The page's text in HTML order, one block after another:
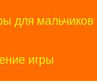
для мальчиков
игры